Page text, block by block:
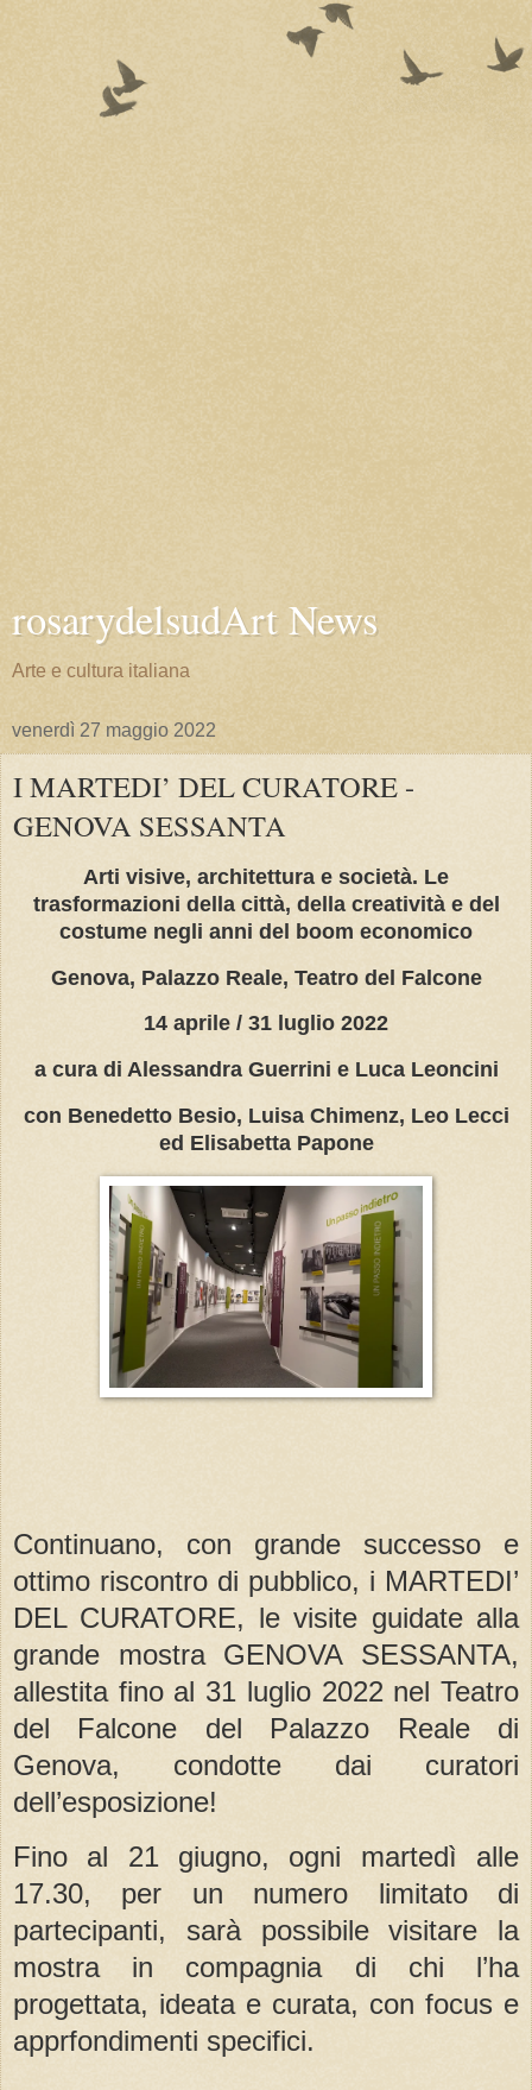
rosarydelsudArt News
Arte e cultura italiana
venerdì 27 maggio 2022
I MARTEDI’ DEL CURATORE -
GENOVA SESSANTA
Arti visive, architettura e società. Le
trasformazioni della città, della creatività e del
costume negli anni del boom economico
Genova, Palazzo Reale, Teatro del Falcone
14 aprile / 31 luglio 2022
a cura di Alessandra Guerrini e Luca Leoncini
con Benedetto Besio, Luisa Chimenz, Leo Lecci
ed Elisabetta Papone
Continuano, con grande successo e
ottimo riscontro di pubblico, i MARTEDI’
DEL CURATORE, le visite guidate alla
grande mostra GENOVA SESSANTA,
allestita fino al 31 luglio 2022 nel Teatro
del Falcone del Palazzo Reale di
Genova, condotte dai curatori
dell’esposizione!
Fino al 21 giugno, ogni martedì alle
17.30, per un numero limitato di
partecipanti, sarà possibile visitare la
mostra in compagnia di chi l’ha
progettata, ideata e curata, con focus e
apprfondimenti specifici.